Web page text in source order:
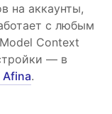
на аккаунты,
с любым
Context
— в
Afina.